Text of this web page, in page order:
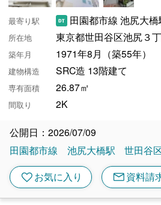
最寄り駅 田園都市線 池尻大
所在地 東京都世田谷区池尻３
築年月 1971年8月（築55年）
建物構造 SRC造 13階建て
専有面積 26.87㎡
間取り 2K
公開日：2026/07/09
田園都市線
池尻大橋駅 世田谷
favoriteお気に入り mail資料請